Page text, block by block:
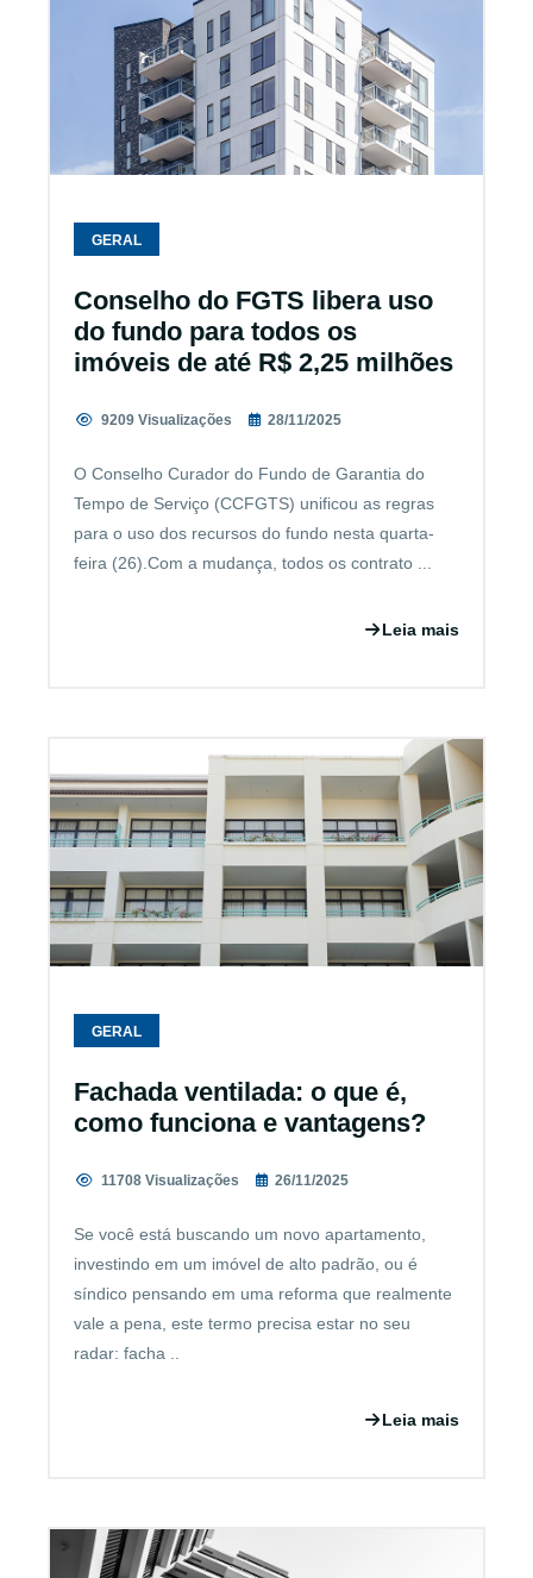
GERAL
Conselho do FGTS libera uso
do fundo para todos os
imóveis de até R$ 2,25 milhões
9209 Visualizações 28/11/2025
O Conselho Curador do Fundo de Garantia do
Tempo de Serviço (CCFGTS) unificou as regras
para o uso dos recursos do fundo nesta quarta-
feira (26).Com a mudança, todos os contrato ...
Leia mais
GERAL
Fachada ventilada: o que é,
como funciona e vantagens?
11708 Visualizações 26/11/2025
Se você está buscando um novo apartamento,
investindo em um imóvel de alto padrão, ou é
síndico pensando em uma reforma que realmente
vale a pena, este termo precisa estar no seu
radar: facha ..
Leia mais